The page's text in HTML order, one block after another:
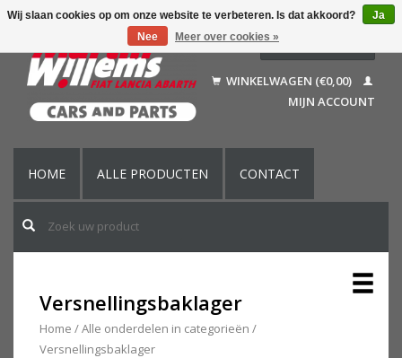
Français
English (US)
WINKELWAGEN (€0,00)
MIJN ACCOUNT
HOME ALLE PRODUCTEN CONTACT
Versnellingsbaklager
Home /Alle onderdelen in categorieën /
Versnellingsbaklager
Wij slaan cookies op om onze website te verbeteren. Is dat akkoord?
Ja
Nee
Meer over cookies »